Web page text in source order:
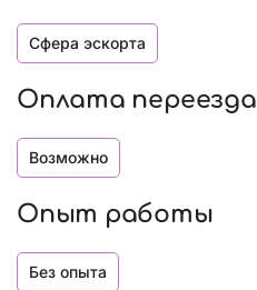
Сфера эскорта
Оплата переезда
Возможно
Опыт работы
Без опыта